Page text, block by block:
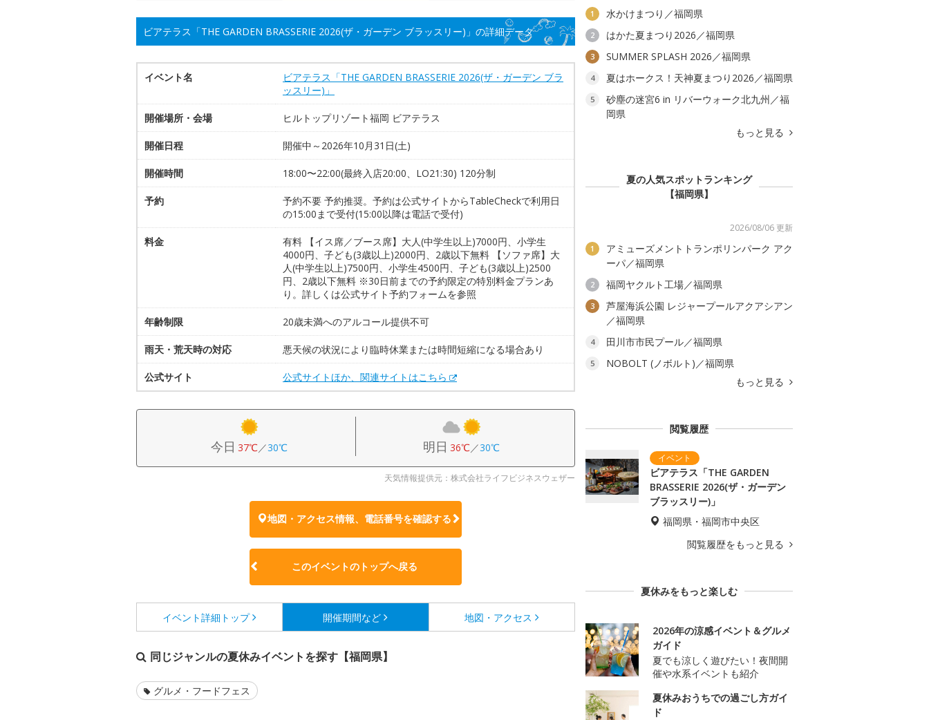
ビアテラス「THE GARDEN BRASSERIE 2026(ザ・ガーデン ブラッスリー)」の詳細データ
イベント名
ビアテラス「THE GARDEN BRASSERIE 2026(ザ・ガーデン ブラ
ッスリー)」
開催場所・会場 ヒルトップリゾート福岡 ビアテラス
開催日程 開催中～2026年10月31日(土)
開催時間 18:00〜22:00(最終入店20:00、LO21:30) 120分制
予約
予約不要 予約推奨。予約は公式サイトからTableCheckで利用日
の15:00まで受付(15:00以降は電話で受付)
料金
有料 【イス席／ブース席】大人(中学生以上)7000円、小学生
4000円、子ども(3歳以上)2000円、2歳以下無料 【ソファ席】大
人(中学生以上)7500円、小学生4500円、子ども(3歳以上)2500
円、2歳以下無料 ※30日前までの予約限定の特別料金プランあ
り。詳しくは公式サイト予約フォームを参照
年齢制限 20歳未満へのアルコール提供不可
雨天・荒天時の対応 悪天候の状況により臨時休業または時間短縮になる場合あり
公式サイト 公式サイトほか、関連サイトはこちら
今日 37℃／30℃ 明日 36℃／30℃
天気情報提供元：株式会社ライフビジネスウェザー
地図・アクセス情報、電話番号を確認する
このイベントのトップへ戻る
イベント詳細 トップ 開催期間など 地図・アクセス
同じジャンルの夏休みイベントを探す【福岡県】
グルメ・フードフェス
1 水かけまつり／福岡県
2 はかた夏まつり2026／福岡県
3 SUMMER SPLASH 2026／福岡県
4 夏はホークス！天神夏まつり2026／福岡県
5
砂塵の迷宮6 in リバーウォーク北九州／福
岡県
もっと見る
夏の人気スポットランキング
【福岡県】
2026/08/06 更新
1
アミューズメントトランポリンパーク アク
ーパ／福岡県
2 福岡ヤクルト工場／福岡県
3
芦屋海浜公園 レジャープールアクアシアン
／福岡県
4 田川市市民プール／福岡県
5
NOBOLT (ノボルト)／福岡県
もっと見る
閲覧履歴
ビアテラス「THE GARDEN
BRASSERIE 2026(ザ・ガーデン
ブラッスリー)」
福岡県・福岡市中央区
閲覧履歴をもっと見る
夏休みをもっと楽しむ
2026年の涼感イベント＆グルメ
ガイド
夏でも涼しく遊びたい！夜間開
催や水系イベントも紹介
夏休みおうちでの過ごし方ガイ
ド